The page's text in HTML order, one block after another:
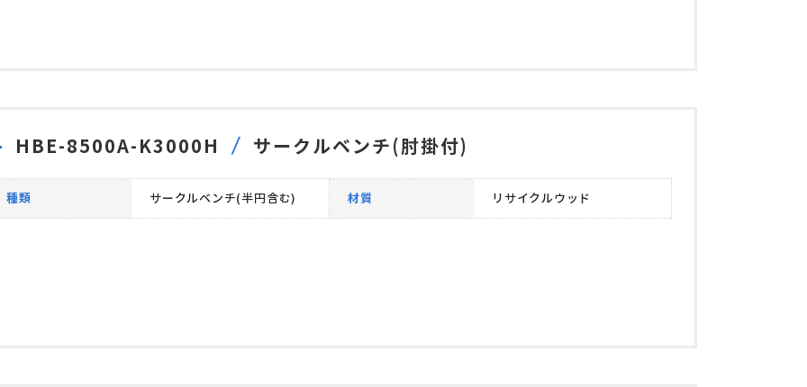
HBE-8500A-K3000H サークルベンチ(肘掛付)
種類 サークルベンチ(半円含む) 材質 リサイクルウッド